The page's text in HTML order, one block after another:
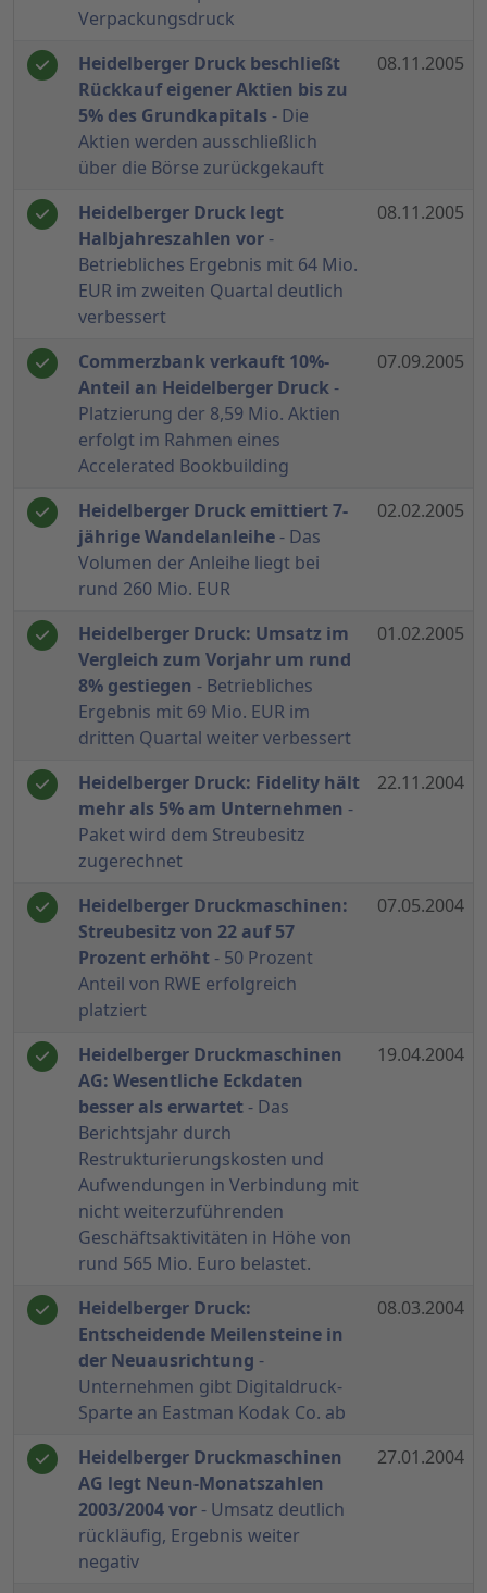
Verpackungsdruck
Heidelberger Druck beschließt
Rückkauf eigener Aktien bis zu
5% des Grundkapitals - Die
Aktien werden ausschließlich
über die Börse zurückgekauft
08.11.2005
Heidelberger Druck legt
Halbjahreszahlen vor-
Betriebliches Ergebnis mit 64 Mio.
EUR im zweiten Quartal deutlich
verbessert
08.11.2005
Commerzbank verkauft 10%-
Anteil an Heidelberger Druck -
Platzierung der 8,59 Mio. Aktien
erfolgt im Rahmen eines
Accelerated Bookbuilding
07.09.2005
Heidelberger Druck emittiert 7-
jährige Wandelanleihe- Das
Volumen der Anleihe liegt bei
rund 260 Mio. EUR
02.02.2005
Heidelberger Druck: Umsatz im
Vergleich zum Vorjahr um rund
8% gestiegen - Betriebliches
Ergebnis mit 69 Mio. EUR im
dritten Quartal weiter verbessert
01.02.2005
Heidelberger Druck: Fidelity hält
mehr als 5% am Unternehmen -
Paket wird dem Streubesitz
zugerechnet
22.11.2004
Heidelberger Druckmaschinen:
Streubesitz von 22 auf 57
Prozent erhöht - 50 Prozent
Anteil von RWE erfolgreich
platziert
07.05.2004
Heidelberger Druckmaschinen
AG: Wesentliche Eckdaten
besser als erwartet- Das
Berichtsjahr durch
Restrukturierungskosten und
Aufwendungen in Verbindung mit
nicht weiterzuführenden
Geschäftsaktivitäten in Höhe von
rund 565 Mio. Euro belastet.
19.04.2004
Heidelberger Druck:
Entscheidende Meilensteine in
der Neuausrichtung -
Unternehmen gibt Digitaldruck-
Sparte an Eastman Kodak Co. ab
08.03.2004
Heidelberger Druckmaschinen
AG legt Neun-Monatszahlen
2003/2004 vor- Umsatz deutlich
rückläufig, Ergebnis weiter
negativ
27.01.2004